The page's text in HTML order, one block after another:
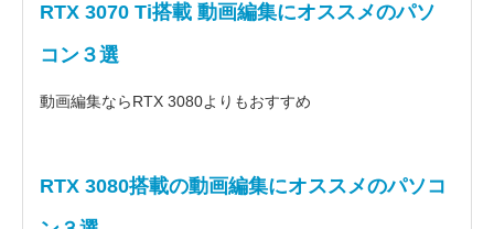
RTX 3070 Ti搭載 動画編集にオススメのパソ
コン３選
動画編集ならRTX 3080よりもおすすめ
RTX 3080搭載の動画編集にオススメのパソコ